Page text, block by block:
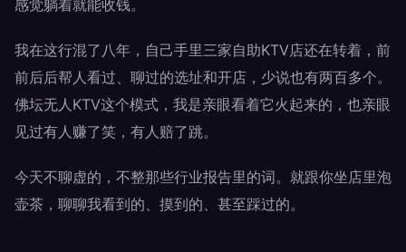
感觉躺着就能收钱。
我在这行混了八年，自己手里三家自助KTV店还在转着，前
前后后帮人看过、聊过的选址和开店，少说也有两百多个。
佛坛无人KTV这个模式，我是亲眼看着它火起来的，也亲眼
见过有人赚了笑，有人赔了跳。
今天不聊虚的，不整那些行业报告里的词。就跟你坐店里泡
壶茶，聊聊我看到的、摸到的、甚至踩过的。